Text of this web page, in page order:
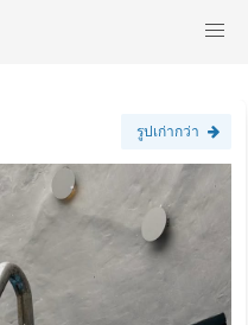
รูปเก่ากว่า